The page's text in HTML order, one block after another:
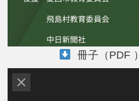
冊子（PDF ）